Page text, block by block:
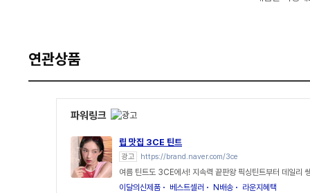
연관상품
파워링크
립 맛집 3CE 틴트
광고 https://brand.naver.com/3ce
여름 틴트도 3CE에서! 지속력 끝판왕 픽싱틴트부터 데일리
이달의신제품
베스트셀러 N배송 라운지혜택